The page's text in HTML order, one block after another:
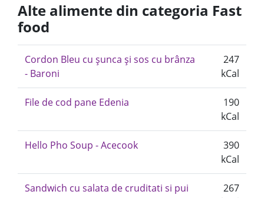
Alte alimente din categoria Fast
food
Cordon Bleu cu șunca și sos cu brânza
- Baroni
247
kCal
File de cod pane Edenia
190
kCal
Hello Pho Soup - Acecook
390
kCal
Sandwich cu salata de cruditati si pui
267